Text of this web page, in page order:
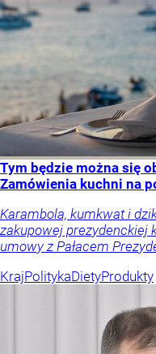
Tym będzie można się
Zamówienia kuchni na
Karambola, kumkwat i
zakupowej prezydenckiej
umowy z Pałacem
KrajPolitykaDietyProdukty